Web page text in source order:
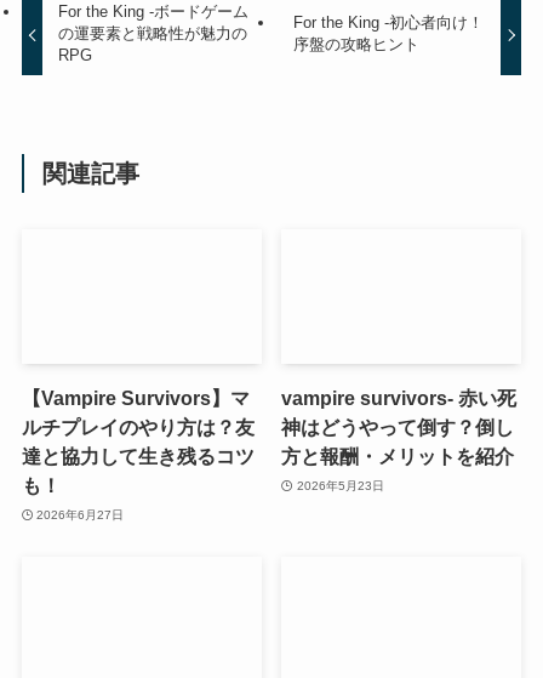
For the King -ボードゲーム
の運要素と戦略性が魅力の
RPG
For the King -初心者向け！
序盤の攻略ヒント
関連記事
【Vampire Survivors】マ
ルチプレイのやり方は？友
達と協力して生き残るコツ
も！
2026年6月27日
vampire survivors- 赤い死
神はどうやって倒す？倒し
方と報酬・メリットを紹介
2026年5月23日